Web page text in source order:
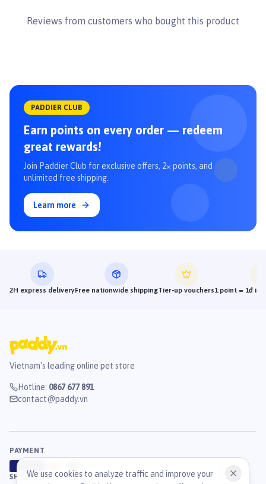
bữa nhỏ trong ngày. Sản phẩm này có thể dụng cho mèo con.
#royalcanin
Reviews from customers who bought this product
PADDIER CLUB
Earn points on every order — redeem
great rewards!
Join Paddier Club for exclusive offers, 2× points, and
unlimited free shipping.
Learn more
2H express deliveryFree nationwide shippingTier-up vouchers1 point = 1đ
Vietnam's leading online pet store
Hotline: 0867 677 891
contact@paddy.vn
PAYMENT
SHIPPINGWe use cookies to analyze traffic and improve your